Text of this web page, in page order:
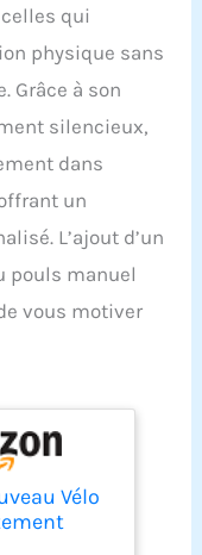
qui
physique sans
Grâce à son
silencieux,
dans
un
L’ajout d’un
pouls manuel
vous motiver
Vélo